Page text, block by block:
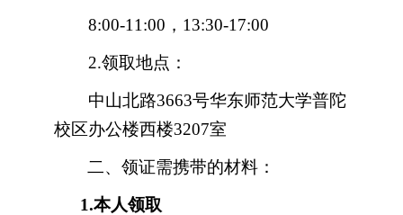
8:00-11:00 ， 13:30-17:00
2.领取地点：
中山北路3663号华东师范大学普陀
校区办公楼西楼3207室
二、领证需携带的材料：
1.本人领取